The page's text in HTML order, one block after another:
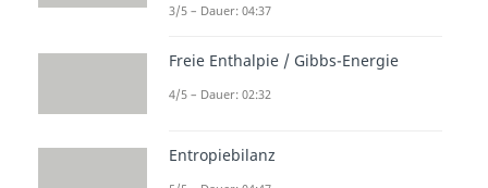
3/5 – Dauer: 04:37
Freie Enthalpie / Gibbs-Energie
4/5 – Dauer: 02:32
Entropiebilanz